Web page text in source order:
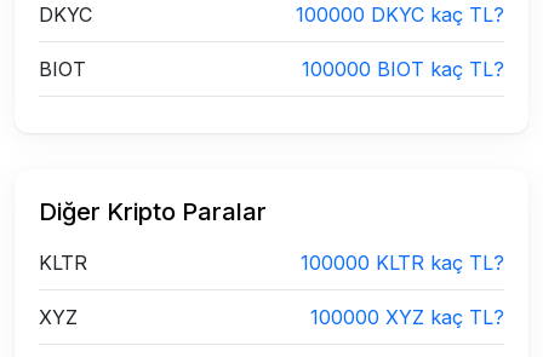
DKYC 100000 DKYC kaç TL?
BIOT 100000 BIOT kaç TL?
Diğer Kripto Paralar
KLTR 100000 KLTR kaç TL?
XYZ 100000 XYZ kaç TL?